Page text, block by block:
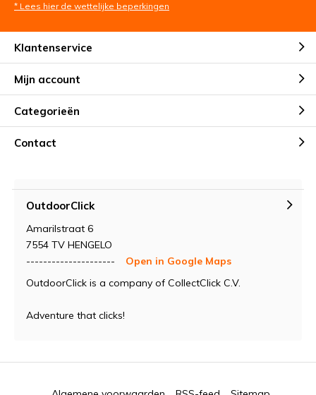
* Lees hier de wettelijke beperkingen
Klantenservice
Mijn account
Categorieën
Contact
OutdoorClick
Amarilstraat 6
7554 TV HENGELO
---------------------
Open in Google Maps
OutdoorClick is a company of CollectClick C.V.
Adventure that clicks!